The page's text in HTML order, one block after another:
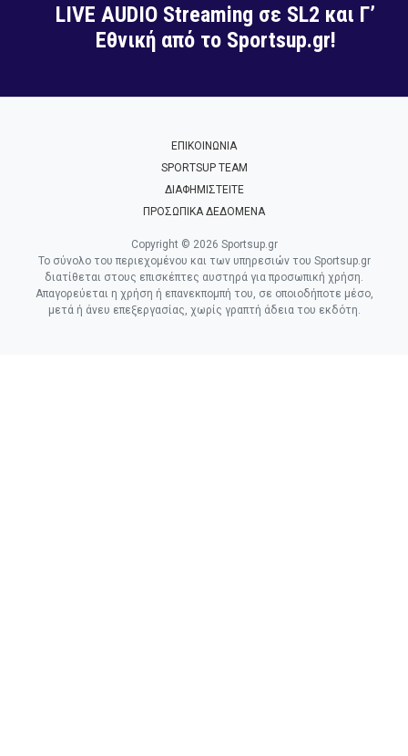
LIVE AUDIO Streaming σε SL2 και Γ’
Εθνική από το Sportsup.gr!
ΕΠΙΚΟΙΝΩΝΙΑ
SPORTSUP TEAM
ΔΙΑΦΗΜΙΣΤΕΙΤΕ
ΠΡΟΣΩΠΙΚΑ ΔΕΔΟΜΕΝΑ
Copyright © 2026 Sportsup.gr
Το σύνολο του περιεχομένου και των υπηρεσιών του Sportsup.gr
διατίθεται στους επισκέπτες αυστηρά για προσωπική χρήση.
Απαγορεύεται η χρήση ή επανεκπομπή του, σε οποιοδήποτε μέσο,
μετά ή άνευ επεξεργασίας, χωρίς γραπτή άδεια του εκδότη.